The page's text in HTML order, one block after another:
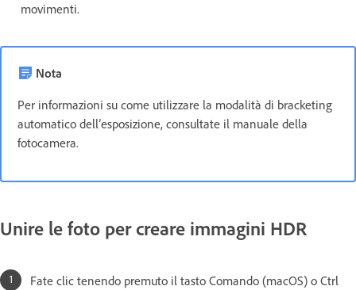
movimenti.
Nota
Per informazioni su come utilizzare la modalità di bracketing
automatico dell’esposizione, consultate il manuale della
fotocamera.
Unire le foto per creare immagini HDR
Fate clic tenendo premuto il tasto Comando (macOS) o Ctrl